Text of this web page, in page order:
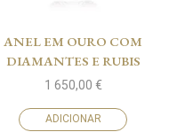
ANEL EM OURO COM
DIAMANTES E RUBIS
1 650,00 €
ADICIONAR